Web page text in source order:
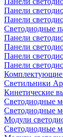
Панели
Панели
Светодиодные
Панели
Панели
Панели
Панели
Комплектующие
Светильники
Кинетические
Светодиодные
Светодиодные
Модули
Светодиодные